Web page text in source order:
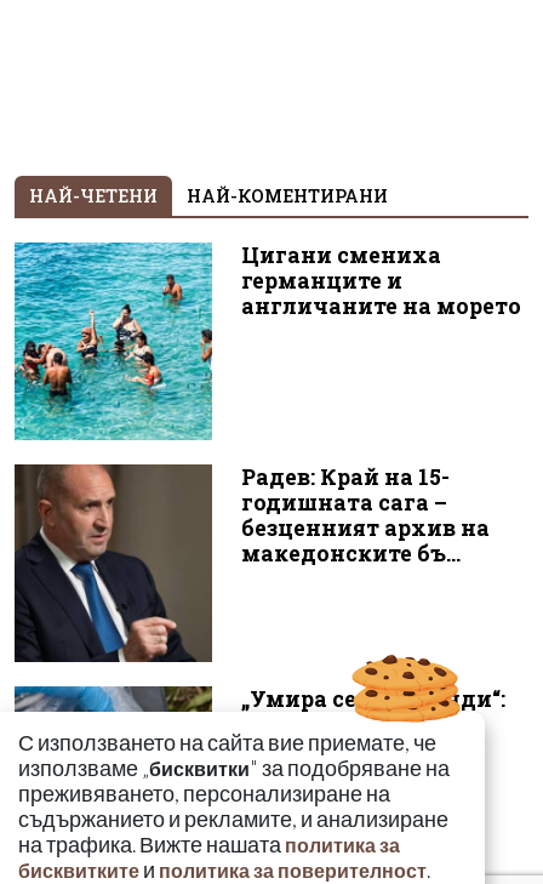
НАЙ-ЧЕТЕНИ НАЙ-КОМЕНТИРАНИ
Цигани смениха
германците и
англичаните на морето
Радев: Край на 15-
годишната сага –
безценният архив на
македонските бъ...
„Умира се за секунди“:
Токсиколог
предупреди за
смъртоносната
опасност...
С използването на сайта вие приемате, че
използваме „бисквитки" за подобряване на
преживяването, персонализиране на
съдържанието и рекламите, и анализиране
на трафика. Вижте нашата политика за
бисквитките и политика за поверителност.